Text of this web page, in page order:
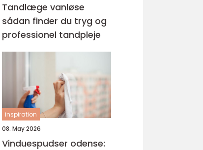
Tandlæge vanløse
sådan finder du tryg og
professionel tandpleje
inspiration
08. May 2026
Vinduespudser odense: